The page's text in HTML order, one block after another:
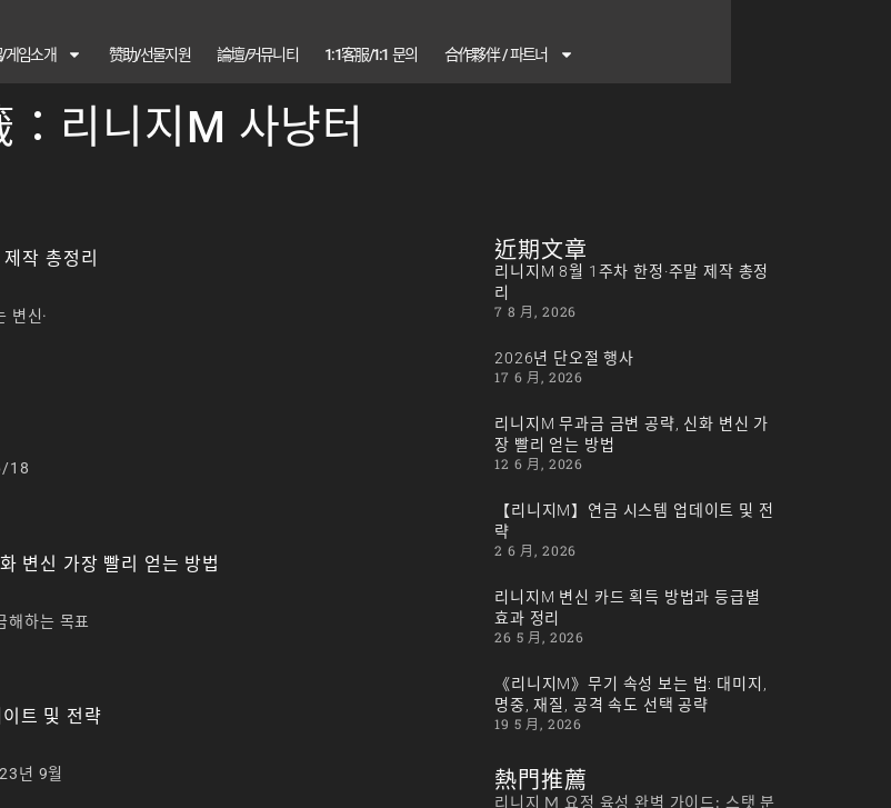
임소개 赞助/선물지원 論壇/커뮤니티 1:1客服/1:1 문의 合作夥伴 / 파트너
리니지M 사냥터
작 총정리
변신·
18
변신 가장 빨리 얻는 방법
해하는 목표
트 및 전략
년 9월
近期文章
리니지M 8월 1주차 한정·주말 제작 총정
리
7 8 月, 2026
2026년 단오절 행사
17 6 月, 2026
리니지M 무과금 금변 공략, 신화 변신 가
장 빨리 얻는 방법
12 6 月, 2026
【리니지M】연금 시스템 업데이트 및 전
략
2 6 月, 2026
리니지M 변신 카드 획득 방법과 등급별
효과 정리
26 5 月, 2026
《리니지M》무기 속성 보는 법: 대미지,
명중, 재질, 공격 속도 선택 공략
19 5 月, 2026
熱門推薦
리니지 M 요정 육성 완벽 가이드: 스탯 분